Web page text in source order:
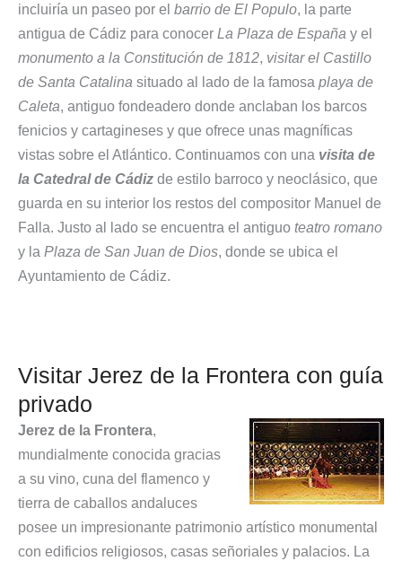
incluiría un paseo por el barrio de El Populo, la parte
antigua de Cádiz para conocer La Plaza de España y el
monumento a la Constitución de 1812, visitar el Castillo
de Santa Catalina situado al lado de la famosa playa de
Caleta, antiguo fondeadero donde anclaban los barcos
fenicios y cartagineses y que ofrece unas magníficas
vistas sobre el Atlántico. Continuamos con una visita de
la Catedral de Cádiz de estilo barroco y neoclásico, que
guarda en su interior los restos del compositor Manuel de
Falla. Justo al lado se encuentra el antiguo teatro romano
y la Plaza de San Juan de Dios, donde se ubica el
Ayuntamiento de Cádiz.
Visitar Jerez de la Frontera con guía
privado
Jerez de la Frontera,
mundialmente conocida gracias
a su vino, cuna del flamenco y
tierra de caballos andaluces
posee un impresionante patrimonio artístico monumental
con edificios religiosos, casas señoriales y palacios. La